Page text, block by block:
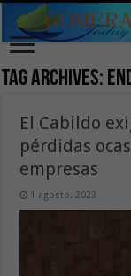
Tag Archives:
El Cabildo
pérdidas
empresas
1 agosto, 2023